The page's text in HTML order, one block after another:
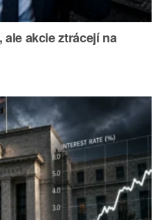
akcie ztrácejí na